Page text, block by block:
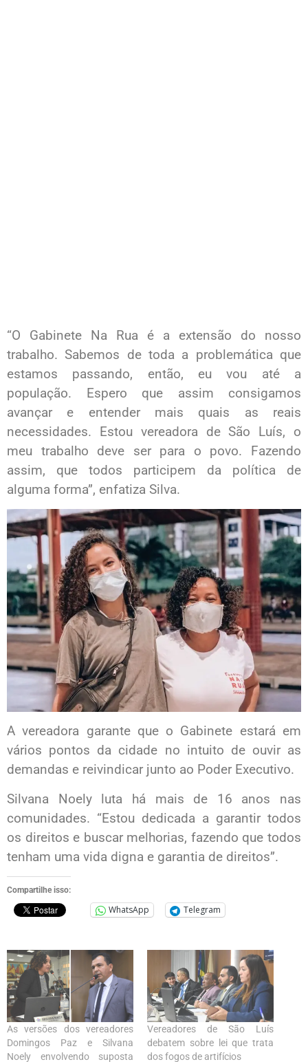
“O Gabinete Na Rua é a extensão do nosso
trabalho. Sabemos de toda a problemática que
estamos passando, então, eu vou até a
população. Espero que assim consigamos
avançar e entender mais quais as reais
necessidades. Estou vereadora de São Luís, o
meu trabalho deve ser para o povo. Fazendo
assim, que todos participem da política de
alguma forma”, enfatiza Silva.
A vereadora garante que o Gabinete estará em
vários pontos da cidade no intuito de ouvir as
demandas e reivindicar junto ao Poder Executivo.
Silvana Noely luta há mais de 16 anos nas
comunidades. “Estou dedicada a garantir todos
os direitos e buscar melhorias, fazendo que todos
tenham uma vida digna e garantia de direitos”.
Compartilhe isso:
WhatsApp Telegram
As versões dos vereadores
Domingos Paz e Silvana
Noely envolvendo suposta
Vereadores de São Luís
debatem sobre lei que trata
dos fogos de artifícios